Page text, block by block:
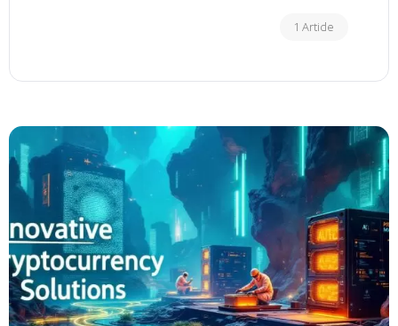
1 Article